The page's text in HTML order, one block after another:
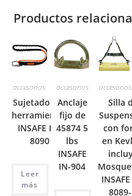
Productos
accesorios
Sujetador de
herramientas
INSAFE IN-
8090
Leer
más
accesorios
Anclaje
fijo de
45874 5
lbs
INSAFE
IN-904
accesorios
Silla
con
en
INSAFE